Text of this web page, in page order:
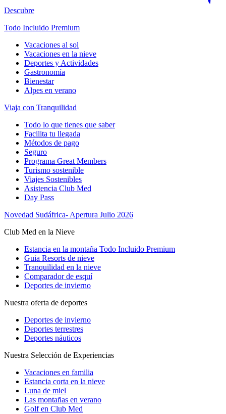
Descubre
Todo Incluido Premium
Vacaciones al sol
Vacaciones en la nieve
Deportes y Actividades
Gastronomía
Bienestar
Alpes en verano
Viaja con Tranquilidad
Todo lo que tienes que saber
Facilita tu llegada
Métodos de pago
Seguro
Programa Great Members
Turismo sostenible
Viajes Sostenibles
Asistencia Club Med
Day Pass
Novedad Sudáfrica- Apertura Julio 2026
Club Med en la Nieve
Estancia en la montaña Todo Incluido Premium
Guia Resorts de nieve
Tranquilidad en la nieve
Comparador de esquí
Deportes de invierno
Nuestra oferta de deportes
Deportes de invierno
Deportes terrestres
Deportes náuticos
Nuestra Selección de Experiencias
Vacaciones en familia
Estancia corta en la nieve
Luna de miel
Las montañas en verano
Golf en Club Med